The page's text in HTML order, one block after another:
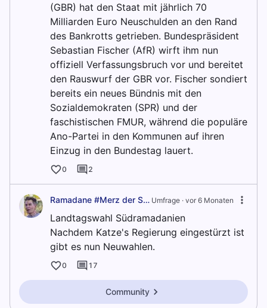
(GBR) hat den Staat mit jährlich 70
Milliarden Euro Neuschulden an den Rand
des Bankrotts getrieben. Bundespräsident
Sebastian Fischer (AfR) wirft ihm nun
offiziell Verfassungsbruch vor und bereitet
den Rauswurf der GBR vor. Fischer sondiert
bereits ein neues Bündnis mit den
Sozialdemokraten (SPR) und der
faschistischen FMUR, während die populäre
Ano-Partei in den Kommunen auf ihren
Einzug in den Bundestag lauert.
0 2
Ramadane #Merz der Sack :3 Umfrage · vor 6 Monaten
Landtagswahl Südramadanien
Nachdem Katze's Regierung eingestürzt ist
gibt es nun Neuwahlen.
0 17
Community